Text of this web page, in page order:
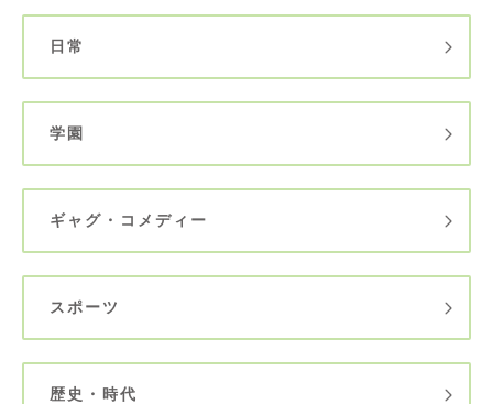
日常
学園
ギャグ・コメディー
スポーツ
歴史・時代